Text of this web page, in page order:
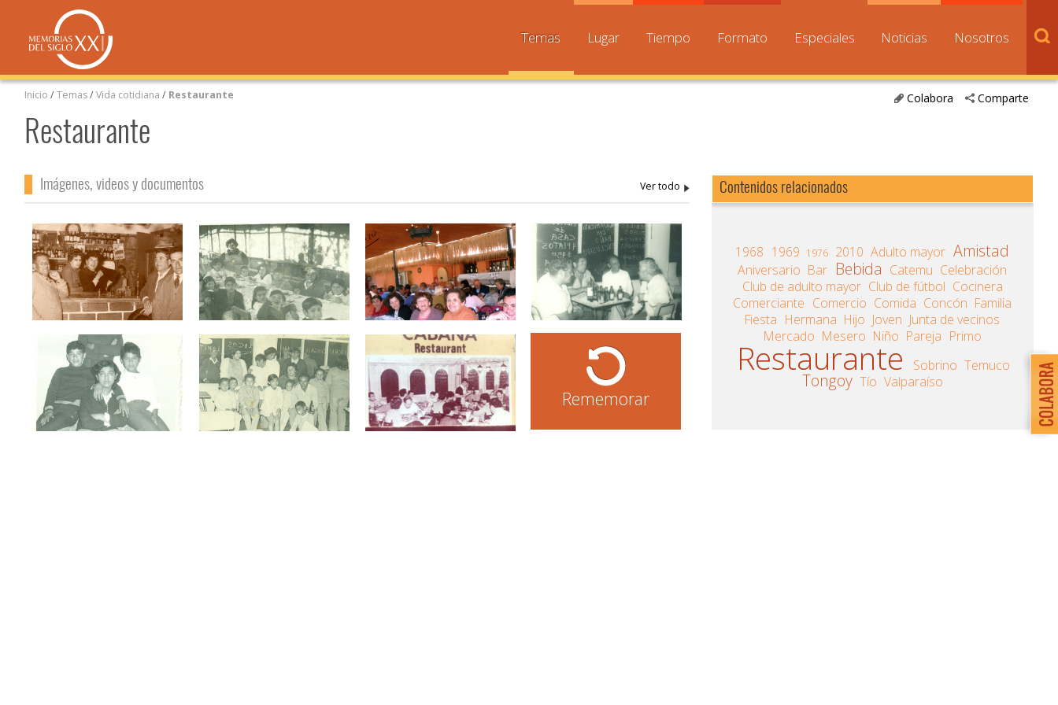
Temas Lugar Tiempo Formato Especiales Noticias Nosotros
Comparte
Colabora
Inicio /Temas/Vida cotidiana/ Restaurante
Restaurante
Imágenes, videos y documentos
Rememorar
Contenidos relacionados
1968 1969 1976 2010 Adulto mayor Amistad
Aniversario Bar Bebida Catemu Celebración
Club de adulto mayor Club de fútbol Cocinera
Comerciante Comercio Comida Concón Familia
Fiesta Hermana Hijo Joven Junta de vecinos
Mercado Mesero Niño Pareja Primo
Restaurante Sobrino Temuco
Tongoy Tío Valparaíso